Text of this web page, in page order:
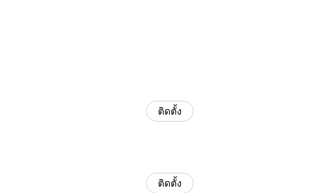
ติดตั้ง
ติดตั้ง